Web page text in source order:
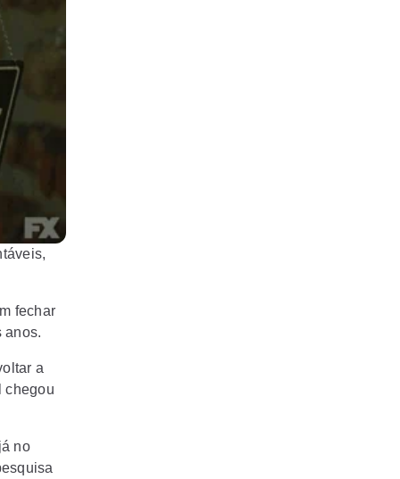
fechar
anos.
a
chegou
no